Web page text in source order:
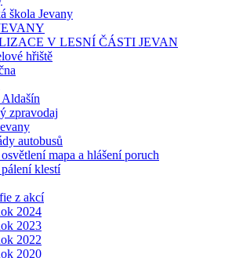
škola Jevany
V LESNÍ ČÁSTI JEVAN
hřiště
zpravodaj
autobusů
mapa a hlášení poruch
klestí
z akcí
2024
2023
2022
2020